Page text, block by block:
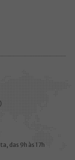
das 9h às 17h